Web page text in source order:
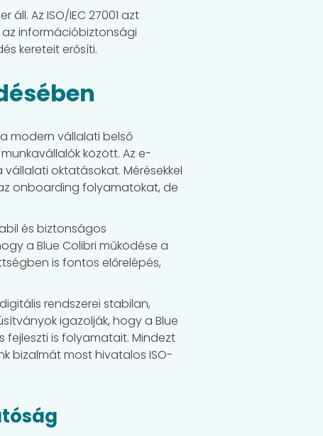
Az ISO/IEC 27001 azt
információbiztonsági
kereteit erősíti.
modern vállalati belső
között. Az e-
oktatásokat. Mérésekkel
onboarding folyamatokat, de
és biztonságos
a Blue Colibri működése a
is fontos előrelépés,
rendszerei stabilan,
igazolják, hogy a Blue
fejleszti is folyamatait. Mindezt
bizalmát most hivatalos ISO-